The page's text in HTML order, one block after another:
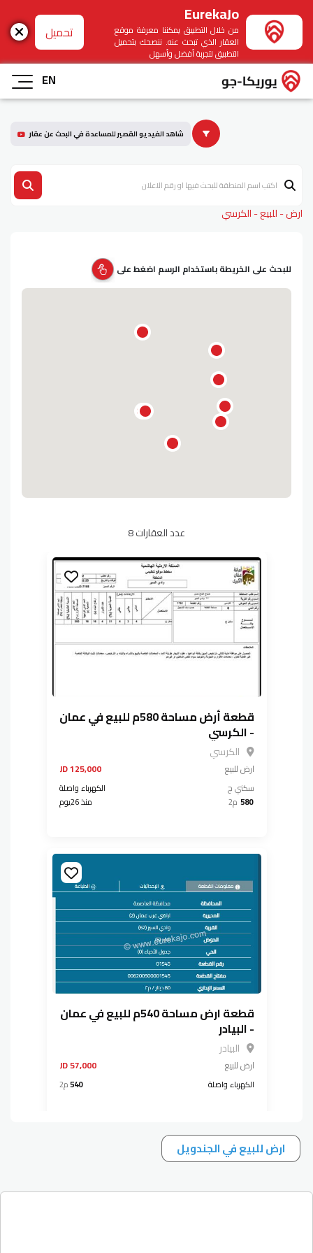
EurekaJo
من خلال التطبيق يمكننا معرفة موقع
العقار الذي تبحث عنه. ننصحك بتحميل
التطبيق لتجربة أفضل وأسهل
تحميل
EN
ارض - للبيع - الكرسي
شاهد الفيديو القصير للمساعدة في البحث عن عقار
للبحث على الخريطة باستخدام الرسم اضغط على
عدد العقارات 8
قطعة أرض مساحة 580م للبيع في عمان
- الكرسي
الكرسي
ارضللبيع 125,000 JD
سكني ج
الكهرباء واصلة
580 م2 منذ 26يوم
قطعة ارض مساحة 540م للبيع في عمان
- البيادر
البيادر
ارضللبيع 57,000 JD
الكهرباء واصلة 540م2
ارض للبيع في الجندويل